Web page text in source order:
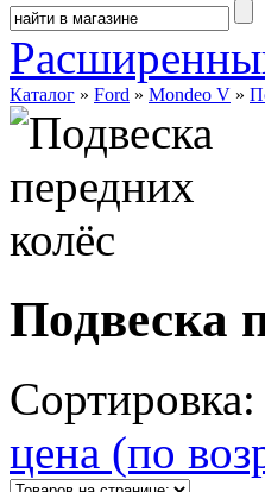
Каталог » Ford » Mondeo V »
Подвеска
Сортировка:
цена (по